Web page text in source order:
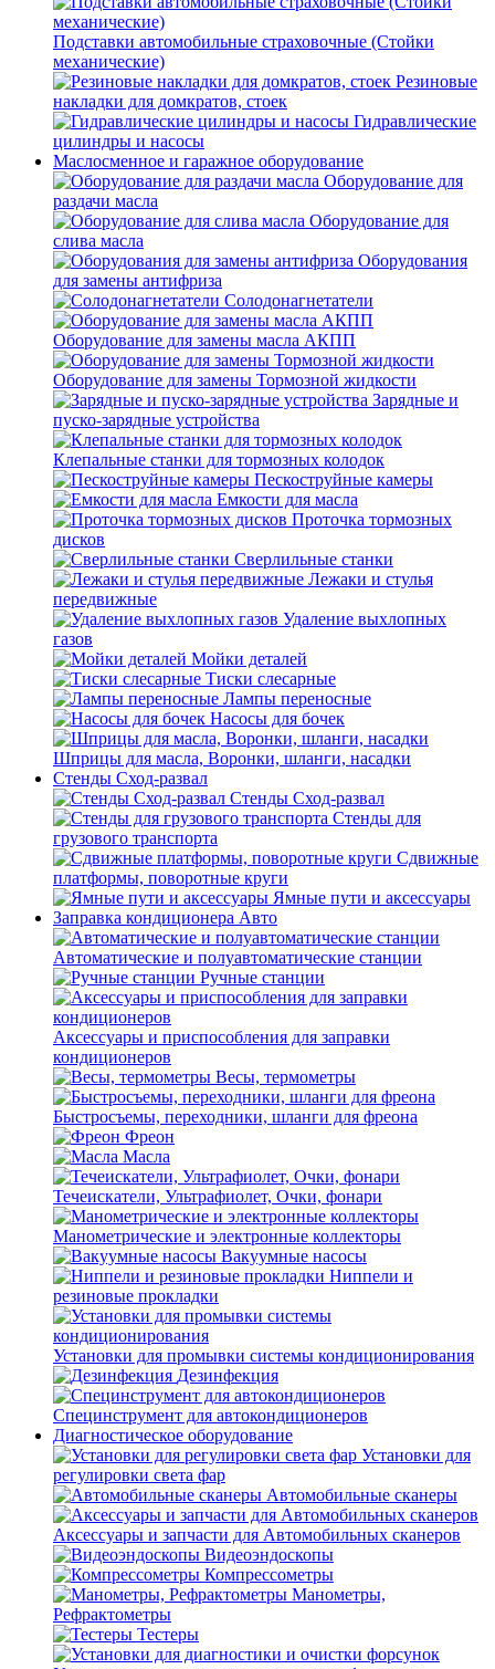
Подставки автомобильные страховочные (Стойки
механические)
Резиновые
накладки для домкратов, стоек
Гидравлические
цилиндры и насосы
Маслосменное и гаражное оборудование
Оборудование для
раздачи масла
Оборудование для
слива масла
Оборудования
для замены антифриза
Солодонагнетатели
Оборудование для замены масла АКПП
Оборудование для замены Тормозной жидкости
Зарядные и
пуско-зарядные устройства
Клепальные станки для тормозных колодок
Пескоструйные камеры
Емкости для масла
Проточка тормозных
дисков
Сверлильные станки
Лежаки и стулья
передвижные
Удаление выхлопных
газов
Мойки деталей
Тиски слесарные
Лампы переносные
Насосы для бочек
Шприцы для масла, Воронки, шланги, насадки
Стенды Сход-развал
Стенды Сход-развал
Стенды для
грузового транспорта
Сдвижные
платформы, поворотные круги
Ямные пути и аксессуары
Заправка кондиционера Авто
Автоматические и полуавтоматические станции
Ручные станции
Аксессуары и приспособления для заправки
кондиционеров
Весы, термометры
Быстросъемы, переходники, шланги для фреона
Фреон
Масла
Течеискатели, Ультрафиолет, Очки, фонари
Манометрические и электронные коллекторы
Вакуумные насосы
Ниппели и
резиновые прокладки
Установки для промывки системы кондиционирования
Дезинфекция
Специнструмент для автокондиционеров
Диагностическое оборудование
Установки для
регулировки света фар
Автомобильные сканеры
Аксессуары и запчасти для Автомобильных сканеров
Видеоэндоскопы
Компрессометры
Манометры,
Рефрактометры
Тестеры